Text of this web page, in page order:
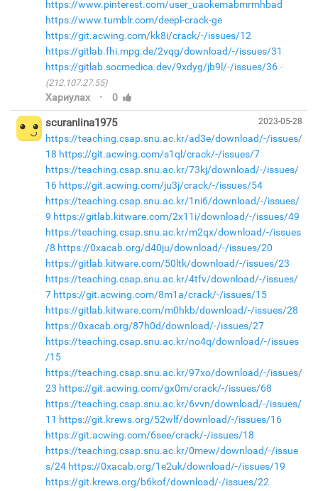
https://www.pinterest.com/user_uaokemabmrmhbad
https://www.tumblr.com/deepl-crack-ge
https://git.acwing.com/kk8i/crack/-/issues/12
https://gitlab.fhi.mpg.de/2vqg/download/-/issues/31
https://gitlab.socmedica.dev/9xdyg/jb9l/-/issues/36
(212.107.27.55)
Хариулах · 0
2023-05-28
scuranlina1975
https://teaching.csap.snu.ac.kr/ad3e/download/-/issues/
18 https://git.acwing.com/s1ql/crack/-/issues/7
https://teaching.csap.snu.ac.kr/73kj/download/-/issues/
16 https://git.acwing.com/ju3j/crack/-/issues/54
https://teaching.csap.snu.ac.kr/1ni6/download/-/issues/
9 https://gitlab.kitware.com/2x11i/download/-/issues/49
https://teaching.csap.snu.ac.kr/m2qx/download/-/issues
/8 https://0xacab.org/d40ju/download/-/issues/20
https://gitlab.kitware.com/50ltk/download/-/issues/23
https://teaching.csap.snu.ac.kr/4tfv/download/-/issues/
7 https://git.acwing.com/8m1a/crack/-/issues/15
https://gitlab.kitware.com/m0hkb/download/-/issues/28
https://0xacab.org/87h0d/download/-/issues/27
https://teaching.csap.snu.ac.kr/no4q/download/-/issues
/15
https://teaching.csap.snu.ac.kr/97xo/download/-/issues/
23 https://git.acwing.com/gx0m/crack/-/issues/68
https://teaching.csap.snu.ac.kr/6vvn/download/-/issues/
11 https://git.krews.org/52wlf/download/-/issues/16
https://git.acwing.com/6see/crack/-/issues/18
https://teaching.csap.snu.ac.kr/0mew/download/-/issue
s/24 https://0xacab.org/1e2uk/download/-/issues/19
https://git.krews.org/b6kof/download/-/issues/22